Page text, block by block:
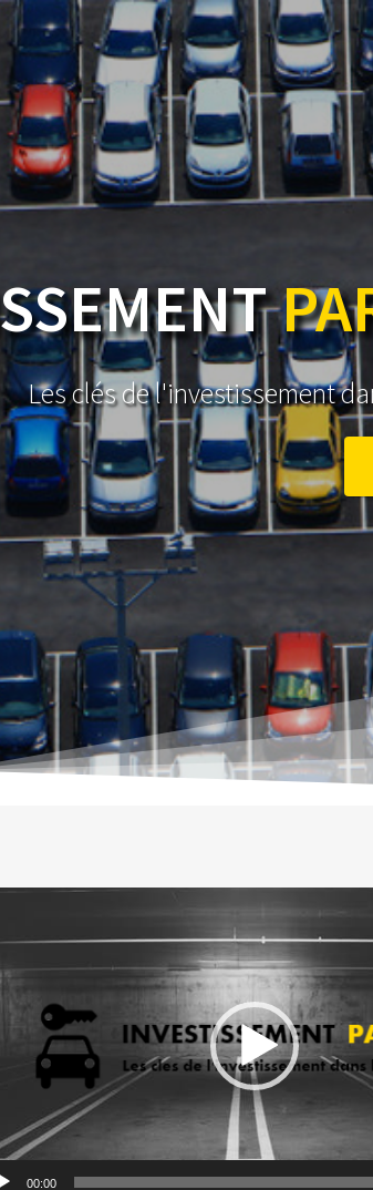
Les clés de l'investissement
00:00